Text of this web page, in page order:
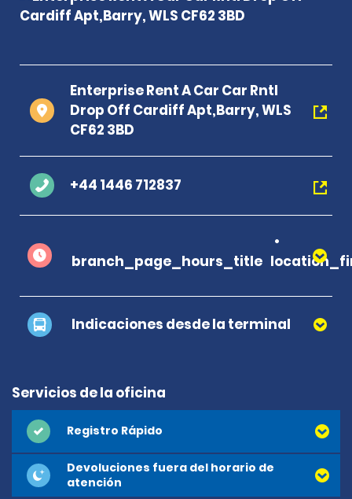
Enterprise Rent A Car Car Rntl
Drop Off Cardiff Apt,Barry, WLS
CF62 3BD
+44 1446 712837
branch_page_hours_title
Indicaciones desde la terminal
Servicios de la oficina
Registro Rápido
Devoluciones fuera del horario de
atención